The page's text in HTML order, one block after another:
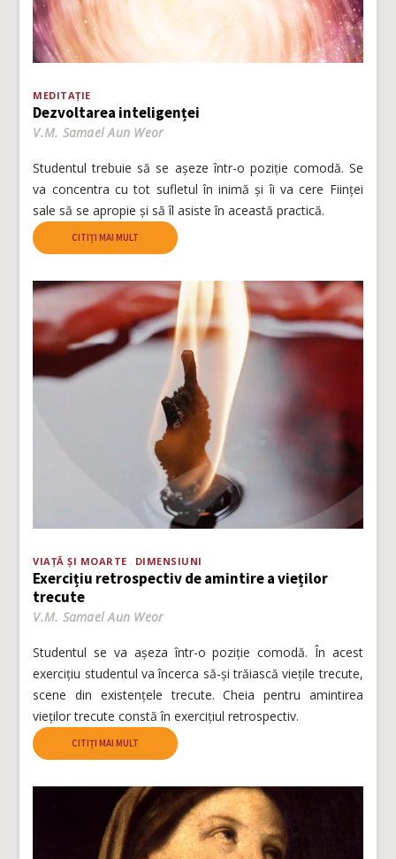
MEDITAȚIE
Dezvoltarea inteligenței
V.M. Samael Aun Weor
Studentul trebuie să se așeze într-o poziție comodă. Se
va concentra cu tot sufletul în inimă și îi va cere Ființei
sale să se apropie și să îl asiste în această practică.
CITIȚI MAI MULT
VIAȚĂ ȘI MOARTE DIMENSIUNI
Exercițiu retrospectiv de amintire a vieților
trecute
V.M. Samael Aun Weor
Studentul se va așeza într-o poziție comodă. În acest
exercițiu studentul va încerca să-și trăiască viețile trecute,
scene din existențele trecute. Cheia pentru amintirea
vieților trecute constă în exercițiul retrospectiv.
CITIȚI MAI MULT